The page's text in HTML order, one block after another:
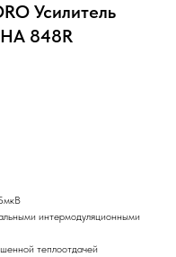
Усилитель
848R
интермодуляционными
теплоотдачей